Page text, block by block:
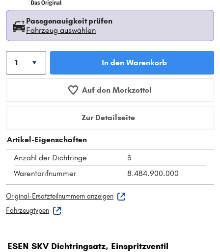
Passgenauigkeit prüfen
Fahrzeug auswählen
In den Warenkorb
Auf den Merkzettel
Zur Detailseite
Artikel-Eigenschaften
Anzahl der Dichtringe
3
Warentarifnummer
8.484.900.000
Original-Ersatzteilnummern anzeigen
Fahrzeugtypen
ESEN SKV Dichtringsatz, Einspritzventil